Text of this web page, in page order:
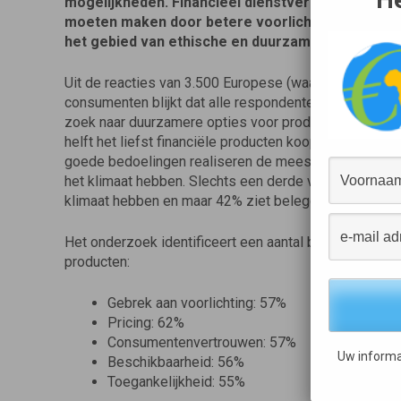
moeten maken door betere voorlichting te
het gebied van ethische en duurzame financiële
Uit de reacties van 3.500 Europese (waaronder 500
consumenten blijkt dat alle respondenten duurzamer
zoek naar duurzamere opties voor producten en
helft het liefst financiële producten koopt van
goede bedoelingen realiseren de meeste
het klimaat hebben. Slechts een derde van de
klimaat hebben en maar 42% ziet beleggen als een
Het onderzoek identificeert een aantal belangrijke
producten:
Gebrek aan voorlichting: 57%
Pricing: 62%
Consumentenvertrouwen: 57%
Beschikbaarheid: 56%
Toegankelijkheid: 55%
Uw